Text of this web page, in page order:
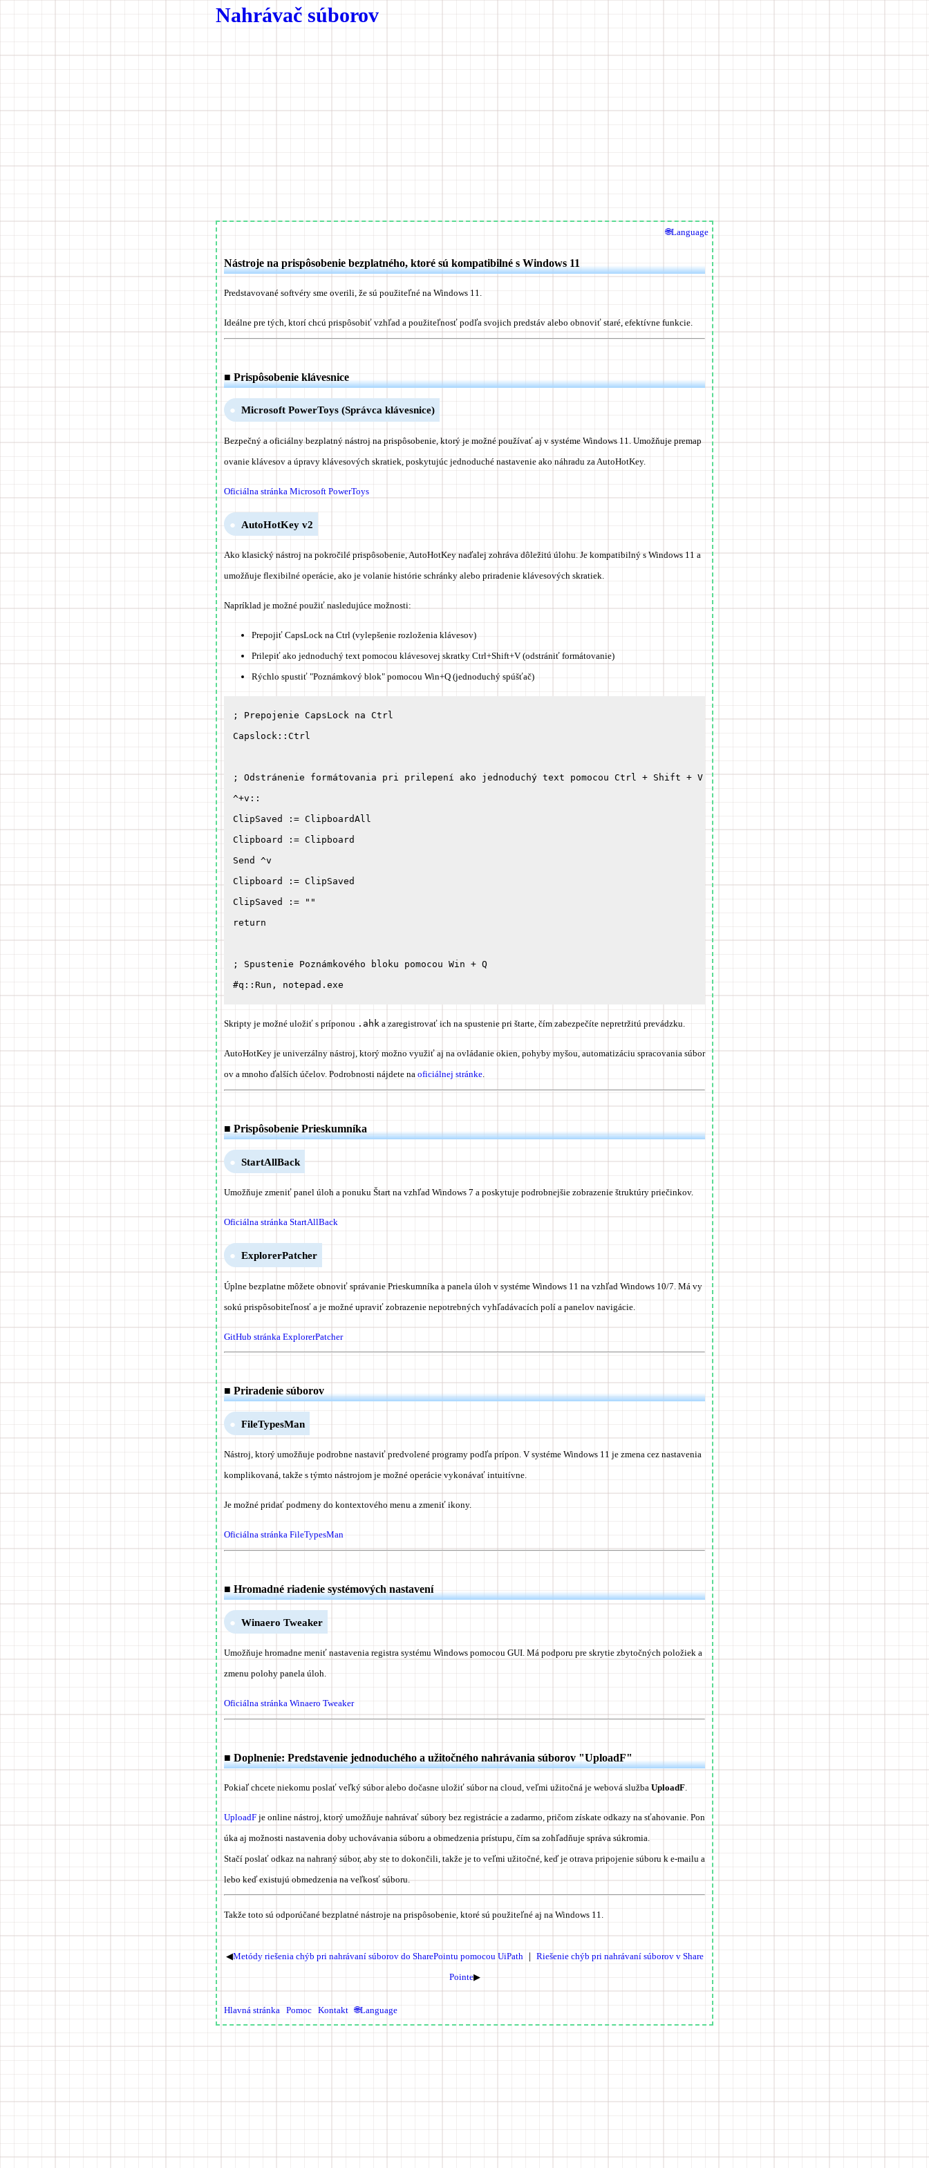
Nahrávač súborov
Nástroje na prispôsobenie bezplatného, ktoré sú kompatibilné s Windows 11
Predstavované softvéry sme overili, že sú použiteľné na Windows 11.
Ideálne pre tých, ktorí chcú prispôsobiť vzhľad a použiteľnosť podľa svojich predstáv alebo obnoviť staré, efektívne funkcie.
■ Prispôsobenie klávesnice
Microsoft PowerToys (Správca klávesnice)
Bezpečný a oficiálny bezplatný nástroj na prispôsobenie, ktorý je možné používať aj v systéme Windows 11. Umožňuje premap
ovanie klávesov a úpravy klávesových skratiek, poskytujúc jednoduché nastavenie ako náhradu za AutoHotKey.
Oficiálna stránka Microsoft PowerToys
AutoHotKey v2
Ako klasický nástroj na pokročilé prispôsobenie, AutoHotKey naďalej zohráva dôležitú úlohu. Je kompatibilný s Windows 11 a
umožňuje flexibilné operácie, ako je volanie histórie schránky alebo priradenie klávesových skratiek.
Napríklad je možné použiť nasledujúce možnosti:
Prepojiť CapsLock na Ctrl (vylepšenie rozloženia klávesov)
Prilepiť ako jednoduchý text pomocou klávesovej skratky Ctrl+Shift+V (odstrániť formátovanie)
Rýchlo spustiť "Poznámkový blok" pomocou Win+Q (jednoduchý spúšťač)
; Prepojenie CapsLock na Ctrl
Capslock::Ctrl
; Odstránenie formátovania pri prilepení ako jednoduchý text pomocou Ctrl + Shift + V
^+v::
ClipSaved := ClipboardAll
Clipboard := Clipboard
Send ^v
Clipboard := ClipSaved
ClipSaved := ""
return
; Spustenie Poznámkového bloku pomocou Win + Q
Skripty je možné uložiť s príponou .ahk a zaregistrovať ich na spustenie pri štarte, čím zabezpečíte nepretržitú prevádzku.
AutoHotKey je univerzálny nástroj, ktorý možno využiť aj na ovládanie okien, pohyby myšou, automatizáciu spracovania súbor
ov a mnoho ďalších účelov. Podrobnosti nájdete na oficiálnej stránke.
■ Prispôsobenie Prieskumníka
StartAllBack
Umožňuje zmeniť panel úloh a ponuku Štart na vzhľad Windows 7 a poskytuje podrobnejšie zobrazenie štruktúry priečinkov.
Oficiálna stránka StartAllBack
ExplorerPatcher
Úplne bezplatne môžete obnoviť správanie Prieskumníka a panela úloh v systéme Windows 11 na vzhľad Windows 10/7. Má vy
sokú prispôsobiteľnosť a je možné upraviť zobrazenie nepotrebných vyhľadávacích polí a panelov navigácie.
GitHub stránka ExplorerPatcher
■ Priradenie súborov
FileTypesMan
Nástroj, ktorý umožňuje podrobne nastaviť predvolené programy podľa prípon. V systéme Windows 11 je zmena cez nastavenia
komplikovaná, takže s týmto nástrojom je možné operácie vykonávať intuitívne.
Je možné pridať podmeny do kontextového menu a zmeniť ikony.
Oficiálna stránka FileTypesMan
■ Hromadné riadenie systémových nastavení
Winaero Tweaker
Umožňuje hromadne meniť nastavenia registra systému Windows pomocou GUI. Má podporu pre skrytie zbytočných položiek a
zmenu polohy panela úloh.
Oficiálna stránka Winaero Tweaker
■ Doplnenie: Predstavenie jednoduchého a užitočného nahrávania súborov "UploadF"
Pokiaľ chcete niekomu poslať veľký súbor alebo dočasne uložiť súbor na cloud, veľmi užitočná je webová služba UploadF
UploadF je online nástroj, ktorý umožňuje nahrávať súbory bez registrácie a zadarmo, pričom získate odkazy na sťahovanie. Pon
úka aj možnosti nastavenia doby uchovávania súboru a obmedzenia prístupu, čím sa zohľadňuje správa súkromia.
Stačí poslať odkaz na nahraný súbor, aby ste to dokončili, takže je to veľmi užitočné, keď je otrava pripojenie súboru k e-mailu a
lebo keď existujú obmedzenia na veľkosť súboru.
Takže toto sú odporúčané bezplatné nástroje na prispôsobenie, ktoré sú použiteľné aj na Windows 11.
◀Metódy riešenia chýb pri nahrávaní súborov do SharePointu pomocou UiPath｜ Riešenie chýb pri nahrávaní súborov v Share
Pointe▶
Hlavná stránka Pomoc Kontakt 🌐Language
🌐Language